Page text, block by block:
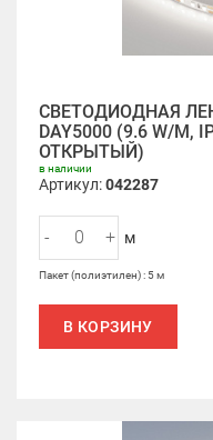
СВЕТОДИОДНАЯ
DAY5000 (9.6 W/M,
ОТКРЫТЫЙ)
в наличии
Артикул:042287
- + м
Пакет (полиэтилен) : 5 м
В КОРЗИНУ